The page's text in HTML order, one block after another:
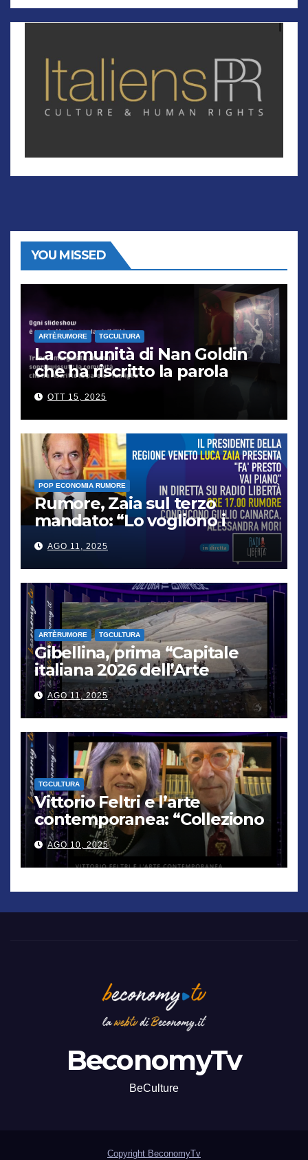
YOU MISSED
ARTÈRUMORE TGCULTURA
La comunità di Nan Goldin
che ha riscritto la parola
“famiglia”
OTT 15, 2025
POP ECONOMIA RUMORE
Rumore, Zaia sul terzo
mandato: “Lo vogliono i
cittadini, chi non lo capisce
verrà punito”
AGO 11, 2025
ARTÈRUMORE TGCULTURA
Gibellina, prima “Capitale
italiana 2026 dell’Arte
contemporanea”
AGO 11, 2025
TGCULTURA
Vittorio Feltri e l’arte
contemporanea: “Colleziono
De Chirico. Cattelan? Un
genio”
AGO 10, 2025
BeconomyTv
BeCulture
Copyright BeconomyTv